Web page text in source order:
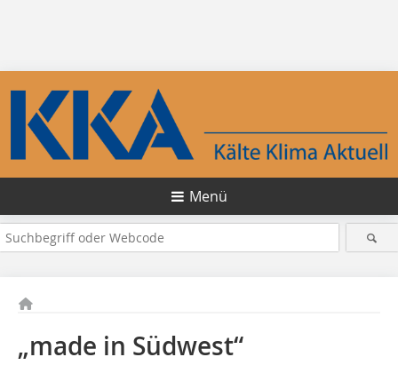
Menü
„made in Südwest“